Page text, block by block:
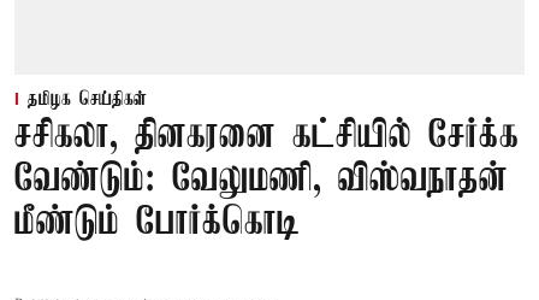
தமிழக செய்திகள்
சசிகலா, தினகரனை கட்சியில் சேர்க்க
வேண்டும்: வேலுமணி, விஸ்வநாதன்
மீண்டும் போர்க்கொடி